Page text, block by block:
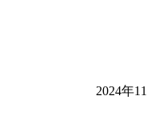
2024年11